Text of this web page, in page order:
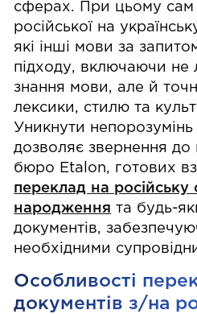
сферах. При цьому сам
російської на
які інші мови за
підходу, включаючи не
знання мови, але й
лексики, стилю та
Уникнути
дозволяє звернення до
бюро Etalon, готових
переклад на російську
народження та будь-
документів,
необхідними
Особливості
документів з/на